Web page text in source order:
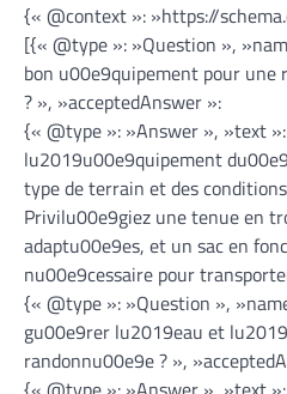
{« @context »: »https://
[{« @type »: »Question »,
bon u00e9quipement pour une
? », »acceptedAnswer »:
{« @type »: »Answer », »text
lu2019u00e9quipement
type de terrain et des
Privilu00e9giez une tenue en
adaptu00e9es, et un sac en
nu00e9cessaire pour
{« @type »: »Question »,
gu00e9rer lu2019eau et
randonnu00e9e ? »,